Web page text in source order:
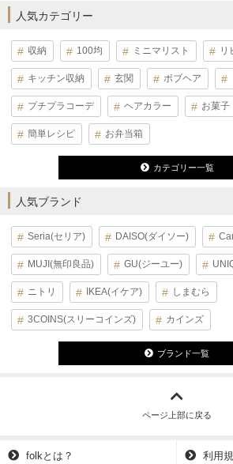
人気カテゴリー
収納 100均 ミニマリスト リ
キッチン収納 玄関 ボブヘア
プチプラコーデ ヘアカラー お菓子
簡単レシピ お弁当箱
カテゴリー一覧
人気ブランド
Seria(セリア) DAISO(ダイソー)
MUJI(無印良品) GU(ジーユー)
ニトリ IKEA(イケア) しまむら
3COINS(スリーコインズ) カインズ
ブランド一覧
ページ上部に戻る
folkとは？ 利用